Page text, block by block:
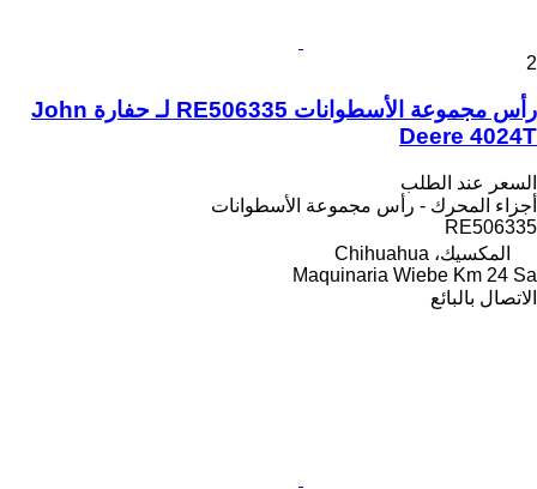
2
رأس مجموعة الأسطوانات RE506335 لـ حفارة John
Deere 4024T
السعر عند الطلب
أجزاء المحرك - رأس مجموعة الأسطوانات
RE506335
المكسيك، Chihuahua
Maquinaria Wiebe Km 24 Sa
الاتصال بالبائع